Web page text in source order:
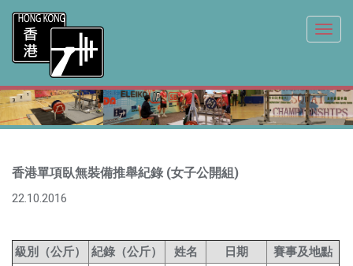
香港單項臥無裝備推舉紀錄 (女子公開組)
22.10.2016
級別（公斤） 紀錄（公斤） 姓名 日期
賽事及地點